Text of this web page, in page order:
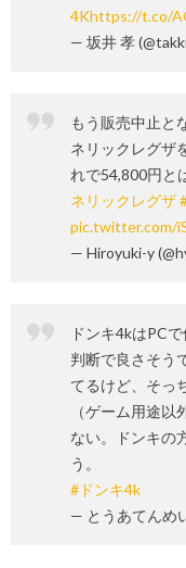
4Khttps://t.co/
— 坂井 孝
もう販売中止と
ネリックレグザ
れで54,800円と
ネリックレグザ
pic.twitter.com/
— Hiroyuki-y
ドンキ4kはPC
判断で良さそう
てるけど、そっ
（ゲーム用途
ない。ドンキの
う。
#ドンキ4k
— とうあてんめ